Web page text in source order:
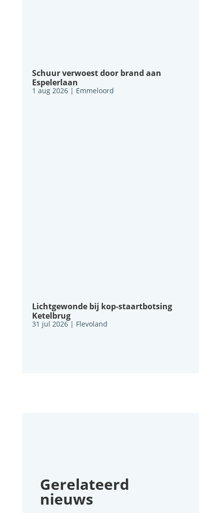
Schuur verwoest door brand aan
Espelerlaan
1 aug 2026| Emmeloord
Lichtgewonde bij kop-staartbotsing
Ketelbrug
31 jul 2026| Flevoland
Gerelateerd
nieuws